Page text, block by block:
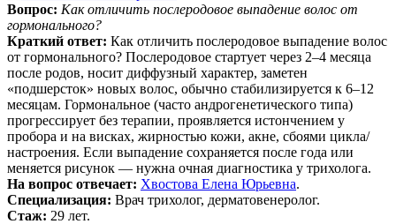
Вопрос: Как отличить послеродовое выпадение волос от
гормонального?
Краткий ответ: Как отличить послеродовое выпадение волос
от гормонального? Послеродовое стартует через 2–4 месяца
после родов, носит диффузный характер, заметен
«подшерсток» новых волос, обычно стабилизируется к 6–12
месяцам. Гормональное (часто андрогенетического типа)
прогрессирует без терапии, проявляется истончением у
пробора и на висках, жирностью кожи, акне, сбоями цикла/
настроения. Если выпадение сохраняется после года или
меняется рисунок — нужна очная диагностика у трихолога.
На вопрос отвечает: Хвостова Елена Юрьевна.
Специализация: Врач трихолог, дерматовенеролог.
Стаж: 29 лет.